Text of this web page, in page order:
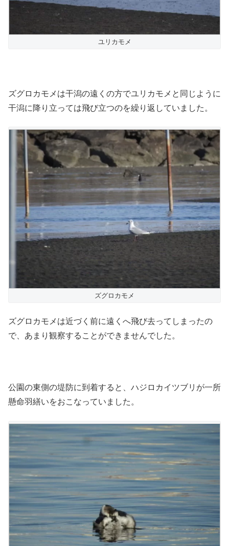
ユリカモメ
ズグロカモメは干潟の遠くの方でユリカモメと同じように
干潟に降り立っては飛び立つのを繰り返していました。
ズグロカモメ
ズグロカモメは近づく前に遠くへ飛び去ってしまったの
で、あまり観察することができませんでした。
公園の東側の堤防に到着すると、ハジロカイツブリが一所
懸命羽繕いをおこなっていました。